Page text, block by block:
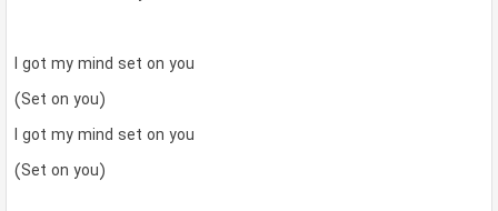
I got my mind set on you
(Set on you)
I got my mind set on you
(Set on you)